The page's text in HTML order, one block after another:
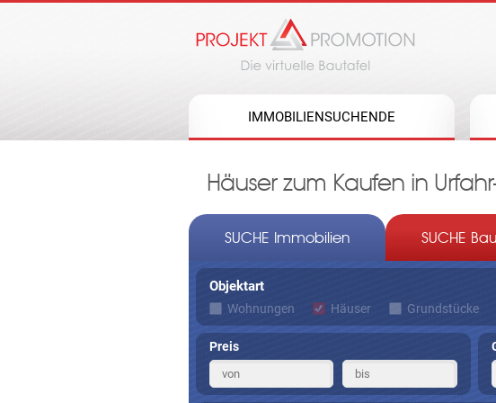
IMMOBILIENSUCHENDE
Häuser zum Kaufen in
SUCHE Immobilien SUCHE
Objektart
Wohnungen Häuser Grundstücke
Preis